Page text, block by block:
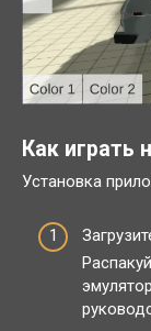
Как играть
Установка